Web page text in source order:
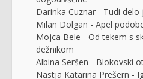
Darinka Cuznar - Tudi delo
Milan Dolgan - Apel
Mojca Bele - Od tekem s
dežnikom
Albina Seršen - Blokovski
Nastja Katarina Prešern -